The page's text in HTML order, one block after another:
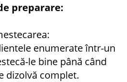
preparare:
enumerate într-un
le bine până când
dizolvă complet.